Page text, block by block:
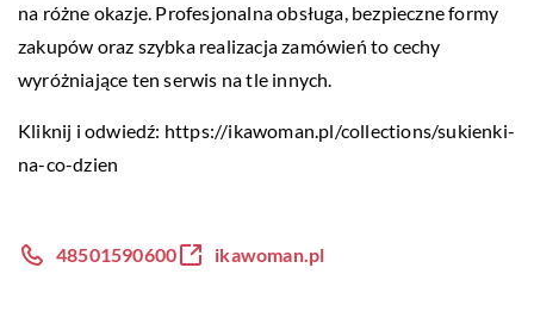
na różne okazje. Profesjonalna obsługa, bezpieczne formy
zakupów oraz szybka realizacja zamówień to cechy
wyróżniające ten serwis na tle innych.
Kliknij i odwiedź: https://ikawoman.pl/collections/sukienki-
na-co-dzien
48501590600 ikawoman.pl